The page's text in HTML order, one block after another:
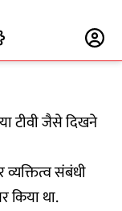
टीवी जैसे दिखने
संबंधी
किया था.